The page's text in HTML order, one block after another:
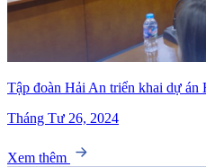
Tập đoàn Hải An triển khai dự án
Tháng Tư 26, 2024
Xem thêm